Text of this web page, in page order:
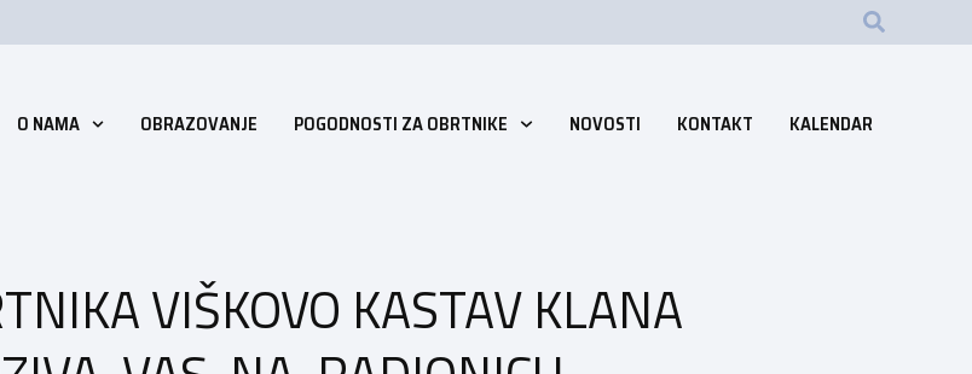
O NAMA OBRAZOVANJE POGODNOSTI ZA OBRTNIKE NOVOSTI KONTAKT KALENDAR
VIŠKOVO KASTAV KLANA